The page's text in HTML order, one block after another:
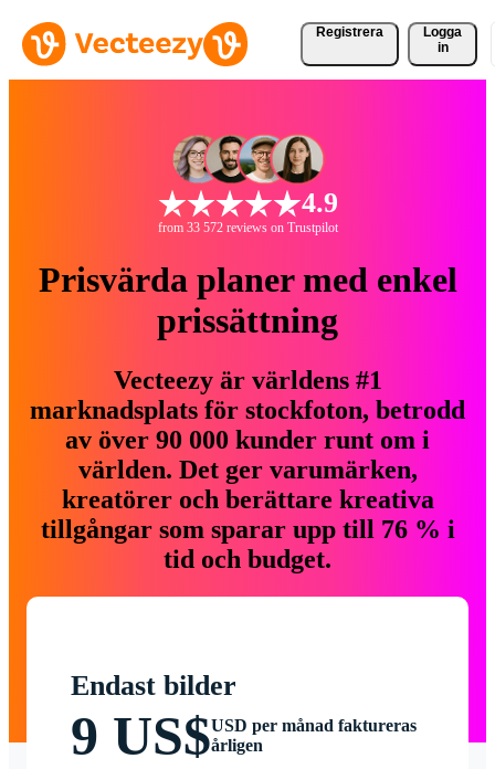
Registrera
Logga
in
4.9
from 33 572 reviews on Trustpilot
Prisvärda planer med enkel
prissättning
Vecteezy är världens #1
marknadsplats för stockfoton, betrodd
av över 90 000 kunder runt om i
världen. Det ger varumärken,
kreatörer och berättare kreativa
tillgångar som sparar upp till 76 % i
tid och budget.
Endast bilder
9 US$USD per månad faktureras
årligen